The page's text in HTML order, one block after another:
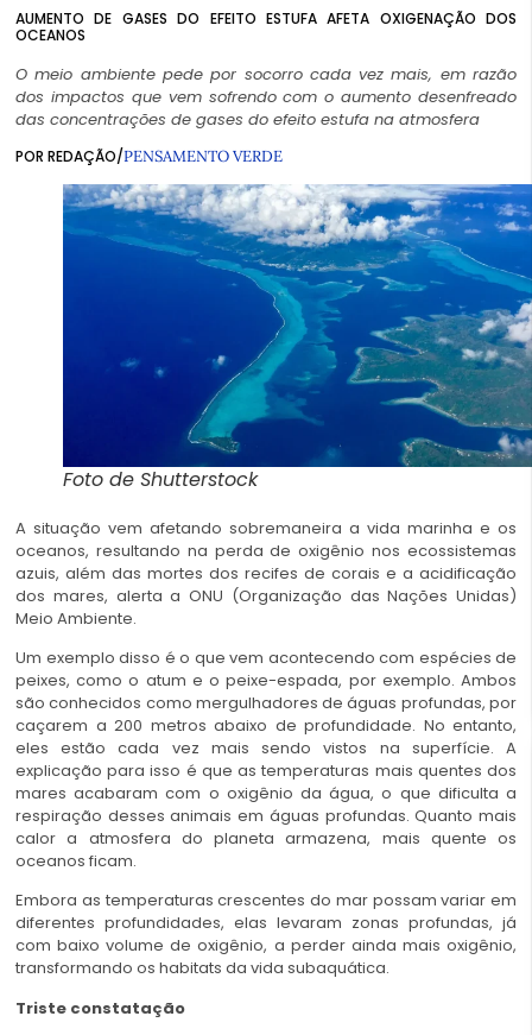
AUMENTO DE GASES DO EFEITO ESTUFA AFETA OXIGENAÇÃO DOS
OCEANOS
O meio ambiente pede por socorro cada vez mais, em razão
dos impactos que vem sofrendo com o aumento desenfreado
das concentrações de gases do efeito estufa na atmosfera
POR REDAÇÃO/PENSAMENTO VERDE
Foto de Shutterstock
A situação vem afetando sobremaneira a vida marinha e os
oceanos, resultando na perda de oxigênio nos ecossistemas
azuis, além das mortes dos recifes de corais e a acidificação
dos mares, alerta a ONU (Organização das Nações Unidas)
Meio Ambiente.
Um exemplo disso é o que vem acontecendo com espécies de
peixes, como o atum e o peixe-espada, por exemplo. Ambos
são conhecidos como mergulhadores de águas profundas, por
caçarem a 200 metros abaixo de profundidade. No entanto,
eles estão cada vez mais sendo vistos na superfície. A
explicação para isso é que as temperaturas mais quentes dos
mares acabaram com o oxigênio da água, o que dificulta a
respiração desses animais em águas profundas. Quanto mais
calor a atmosfera do planeta armazena, mais quente os
oceanos ficam.
Embora as temperaturas crescentes do mar possam variar em
diferentes profundidades, elas levaram zonas profundas, já
com baixo volume de oxigênio, a perder ainda mais oxigênio,
transformando os habitats da vida subaquática.
Triste constatação